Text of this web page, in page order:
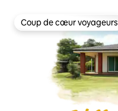
Coup de cœur voyageurs
Coup de cœur voyageurs